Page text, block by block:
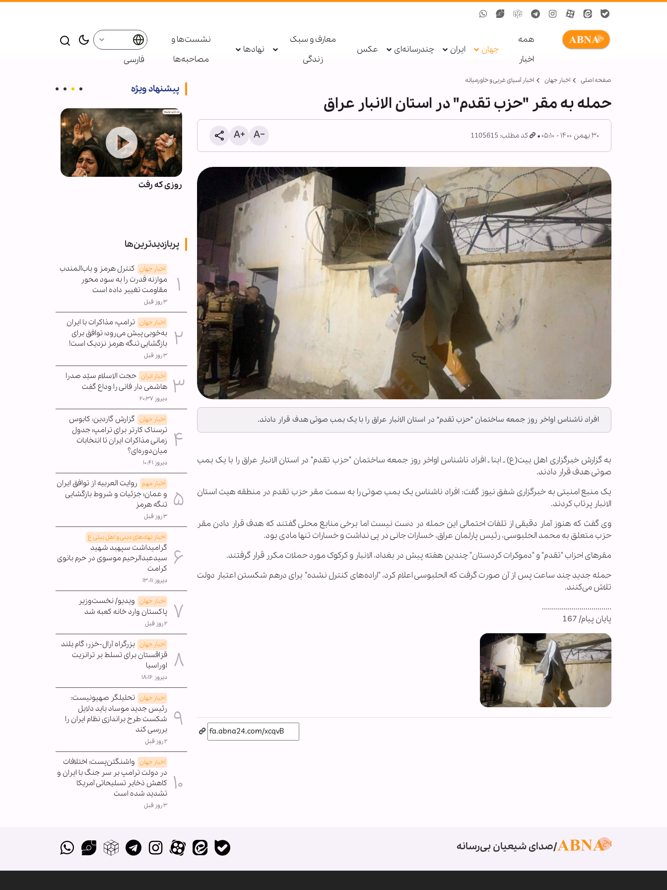
همه
اخبار
جهان ایران چندرسانه‌ای عکس
معارف و سبک
زندگی
نهادها
نشست‌ها و
مصاحبه‌ها
فارسی
صفحه اصلی اخبار جهان اخبار آسیای غربی و خاورمیانه
حمله به مقر "حزب تقدم" در استان الانبار عراق
۳۰ بهمن ۱۴۰۰ - ۰۵:۱۰ کد مطلب: 1105615
افراد ناشناس اواخر روز جمعه ساختمان "حزب تقدم" در استان الانبار عراق را با یک بمب صوتی هدف قرار دادند.
به گزارش خبرگزاری اهل بیت(ع) ـ ابنا ـ افراد ناشناس اواخر روز جمعه ساختمان "حزب تقدم" در استان الانبار عراق را با یک بمب
صوتی هدف قرار دادند.
یک منبع امنیتی به خبرگزاری شفق نیوز گفت: افراد ناشناس یک بمب صوتی را به سمت مقر حزب تقدم در منطقه هیت استان
الانبار پرتاب کردند.
وی گفت که هنوز آمار دقیقی از تلفات احتمالی این حمله در دست نیست اما برخی منابع محلی گفتند که هدف قرار دادن مقر
حزب متعلق به محمد الحلبوسی، رئیس پارلمان عراق، خسارات جانی در پی نداشت و خسارات تنها مادی بود.
مقرهای احزاب "تقدم" و "دموکرات کردستان" چندین هفته پیش در بغداد، الانبار و کرکوک مورد حملات مکرر قرار گرفتند.
حمله جدید چند ساعت پس از آن صورت گرفت که الحلبوسی اعلام کرد، "اراده‌های کنترل نشده" برای درهم شکستن اعتبار دولت
تلاش می‌کنند.
...................................
پایان پیام/ 167
پیشنهاد ویژه
وضعیت وخیم سلامت‌روان
کهنه‌سربازان آمریکایی؛ نرخ بالای
خودکشی و استعفای کادر درمان!
«ایستادگی» چکیده عمر امام شهید
است/ گفتمان مقاومت باید به نسل
جوان منتقل شود
روزی که رفت
پربازدیدترین‌ها
اخبار جهان کنترل هرمز و باب‌المندب
موازنه قدرت را به سود محور
مقاومت تغییر داده است
۳ روز قبل
اخبار جهان ترامپ: مذاکرات با ایران
به‌خوبی پیش می‌رود؛ توافق برای
بازگشایی تنگه هرمز نزدیک است!
۳ روز قبل
اخبار ایران حجت الاسلام سیّد صدرا
هاشمی دار فانی را وداع گفت
دیروز ۲۰:۳۷
اخبار جهان گزارش گاردین: کابوس
ترسناک کارتر برای ترامپ؛ جدول
زمانی مذاکرات ایران تا انتخابات
میان‌دوره‌ای؟
دیروز ۱۰:۴۱
اخبار مهم روایت العربیه از توافق ایران
و عمان؛ جزئیات و شروط بازگشایی
تنگه هرمز
۳ روز قبل
اخبار نهادهای دینی و اهل بیتی ع
گرامیداشت سپهبد شهید
سیدعبدالرحیم موسوی در حرم بانوی
کرامت
دیروز ۱۳:۱۱
اخبار جهان ویدیو/ نخست‌وزیر
پاکستان وارد خانه کعبه شد
۲ روز قبل
اخبار جهان بزرگراه آرال-خزر؛ گام بلند
قزاقستان برای تسلط بر ترانزیت
اوراسیا
دیروز ۱۸:۱۶
اخبار جهان تحلیلگر صهیونیست:
رئیس جدید موساد باید دلایل
شکست طرح براندازی نظام ایران را
بررسی کند
۲ روز قبل
اخبار جهان واشنگتن‌پست: اختلافات
در دولت ترامپ بر سر جنگ با ایران و
کاهش ذخایر تسلیحاتی آمریکا
تشدید شده است
۳ روز قبل
صدای شیعیان بی‌رسانه